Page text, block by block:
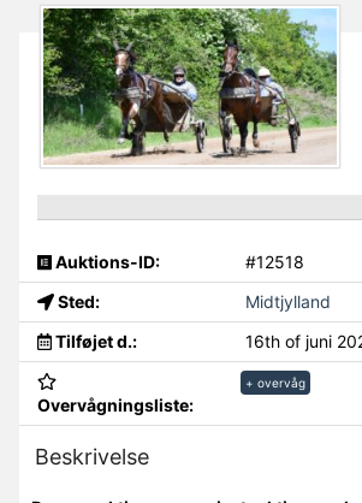
Auktions-ID:
#12518
Sted:
Midtjylland
Tilføjet d.:
16th of juni
Overvågningsliste:
+ overvåg
Beskrivelse